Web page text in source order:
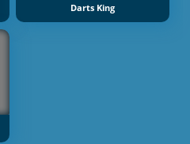
Darts King